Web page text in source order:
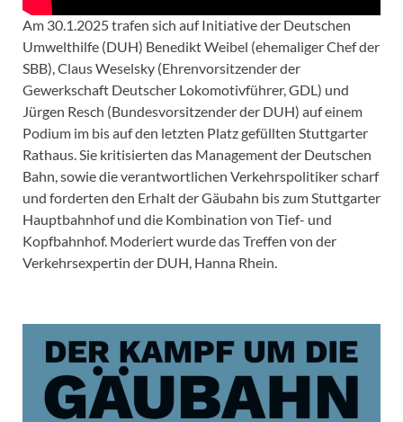
Am 30.1.2025 trafen sich auf Initiative der Deutschen
Umwelthilfe (DUH) Benedikt Weibel (ehemaliger Chef der
SBB), Claus Weselsky (Ehrenvorsitzender der
Gewerkschaft Deutscher Lokomotivführer, GDL) und
Jürgen Resch (Bundesvorsitzender der DUH) auf einem
Podium im bis auf den letzten Platz gefüllten Stuttgarter
Rathaus. Sie kritisierten das Management der Deutschen
Bahn, sowie die verantwortlichen Verkehrspolitiker scharf
und forderten den Erhalt der Gäubahn bis zum Stuttgarter
Hauptbahnhof und die Kombination von Tief- und
Kopfbahnhof. Moderiert wurde das Treffen von der
Verkehrsexpertin der DUH, Hanna Rhein.